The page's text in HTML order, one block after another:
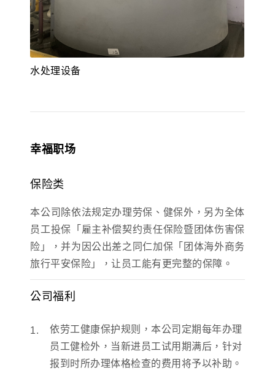
水处理设备
幸福职场
保险类
本公司除依法规定办理劳保、健保外，另为全体
员工投保「雇主补偿契约责任保险暨团体伤害保
险」，并为因公出差之同仁加保「团体海外商务
旅行平安保险」，让员工能有更完整的保障。
公司福利
依劳工健康保护规则，本公司定期每年办理
员工健检外，当新进员工试用期满后，针对
报到时所办理体格检查的费用将予以补助。